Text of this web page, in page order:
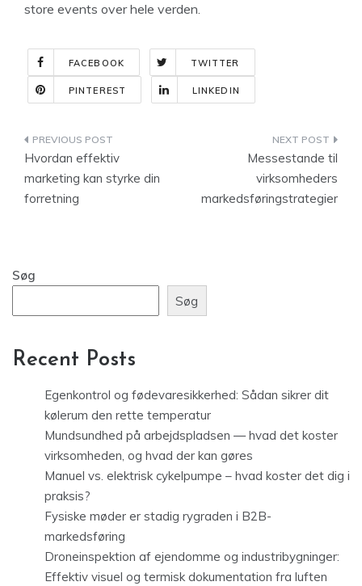
store events over hele verden.
FACEBOOK TWITTER
PINTEREST LINKEDIN
Indlægsnavigation
Hvordan effektiv
marketing kan styrke din
forretning
Messestande til
virksomheders
markedsføringstrategier
Søg
Søg
Recent Posts
Egenkontrol og fødevaresikkerhed: Sådan sikrer dit
kølerum den rette temperatur
Mundsundhed på arbejdspladsen — hvad det koster
virksomheden, og hvad der kan gøres
Manuel vs. elektrisk cykelpumpe – hvad koster det dig i
praksis?
Fysiske møder er stadig rygraden i B2B-
markedsføring
Droneinspektion af ejendomme og industribygninger:
Effektiv visuel og termisk dokumentation fra luften